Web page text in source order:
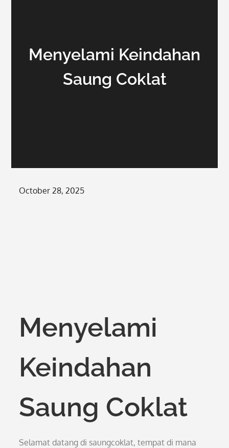
Menyelami Keindahan
Saung Coklat
Posted
October 28, 2025
Menyelami
Keindahan
Saung Coklat
Selamat datang di saungcoklat, tempat di mana